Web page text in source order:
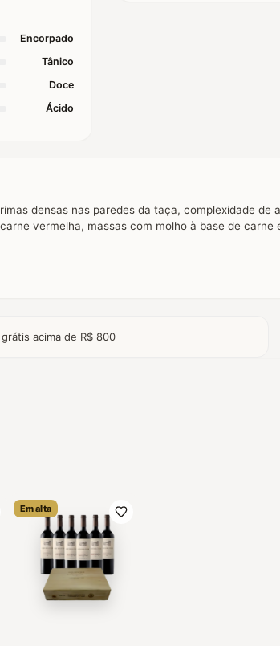
Encorpado
Tânico
Doce
Ácido
densas nas paredes da taça, complexidade
vermelha, massas com molho à base de
acima de R$ 800
Em alta